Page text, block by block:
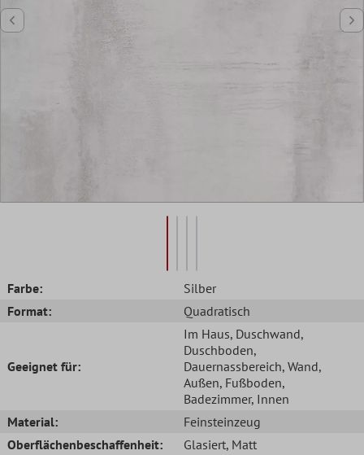
Farbe:
Silber
Format:
Quadratisch
Geeignet für:
Im Haus, Duschwand,
Duschboden,
Dauernassbereich, Wand,
Außen, Fußboden,
Badezimmer, Innen
Material:
Feinsteinzeug
Oberflächenbeschaffenheit:
Glasiert, Matt